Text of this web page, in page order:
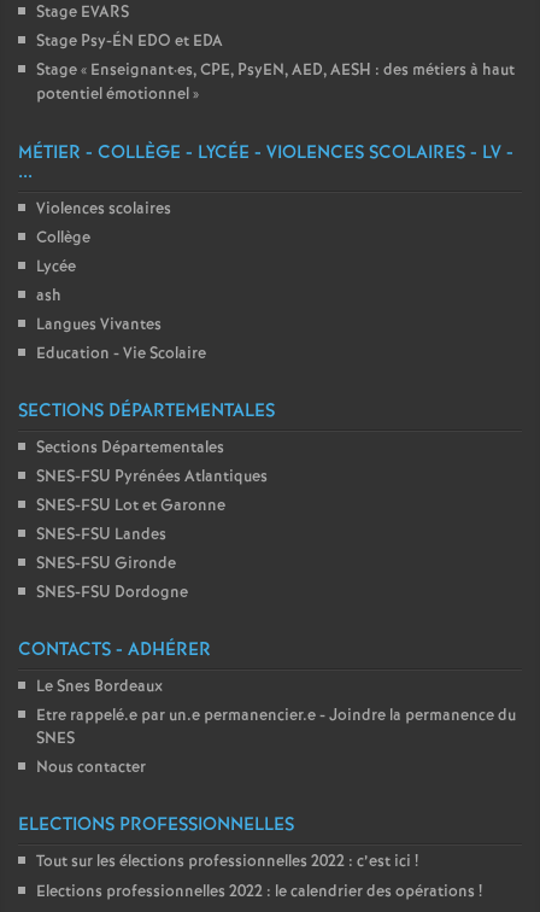
Stage EVARS
Stage Psy-ÉN EDO et EDA
Stage « Enseignant·es, CPE, PsyEN, AED, AESH : des métiers à haut
potentiel émotionnel»
MÉTIER - COLLÈGE - LYCÉE - VIOLENCES SCOLAIRES - LV -
...
Violences scolaires
Collège
Lycée
ash
Langues Vivantes
Education - Vie Scolaire
SECTIONS DÉPARTEMENTALES
Sections Départementales
SNES-FSU Pyrénées Atlantiques
SNES-FSU Lot et Garonne
SNES-FSU Landes
SNES-FSU Gironde
SNES-FSU Dordogne
CONTACTS - ADHÉRER
Le Snes Bordeaux
Etre rappelé.e par un.e permanencier.e - Joindre la permanence du
SNES
Nous contacter
ELECTIONS PROFESSIONNELLES
Tout sur les élections professionnelles 2022 : c’est ici !
Elections professionnelles 2022 : le calendrier des opérations !